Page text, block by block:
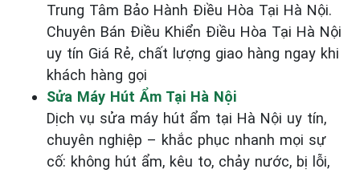
Trung Tâm Bảo Hành Điều Hòa Tại Hà Nội.
Chuyên Bán Điều Khiển Điều Hòa Tại Hà Nội
uy tín Giá Rẻ, chất lượng giao hàng ngay khi
khách hàng gọi
Sửa Máy Hút Ẩm Tại Hà Nội
Dịch vụ sửa máy hút ẩm tại Hà Nội uy tín,
chuyên nghiệp – khắc phục nhanh mọi sự
cố: không hút ẩm, kêu to, chảy nước, bị lỗi,